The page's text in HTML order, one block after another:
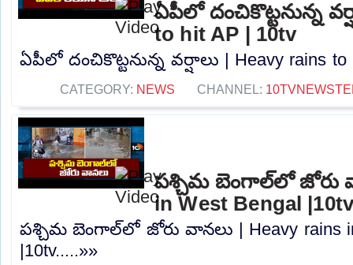
ఏపీలో దంచికొట్టనున్న
to hit AP | 10tv
ఏపీలో దంచికొట్టనున్న వర్షాలు | Heavy rains to
CATEGORY: NEWS CHANNEL:
పశ్చిమ బెంగాల్‌లో జోరు
in West Bengal
పశ్చిమ బెంగాల్‌లో జోరు వానలు | Heavy rains
|10tv.....»»